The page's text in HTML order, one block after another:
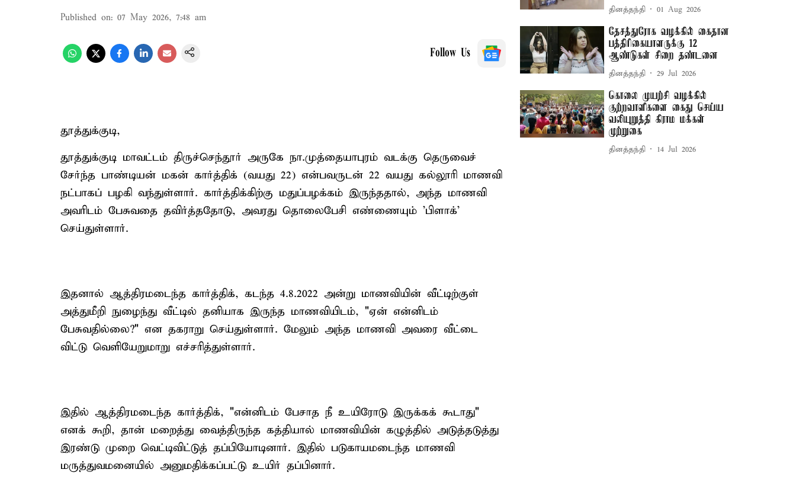
Published on: 07 May 2026, 7:48 am
Follow Us
தூத்துக்குடி,
தூத்துக்குடி மாவட்டம் திருச்செந்தூர் அருகே நா.முத்தையாபுரம் வடக்கு தெருவைச்
சேர்ந்த பாண்டியன் மகன் கார்த்திக் (வயது 22) என்பவருடன் 22 வயது கல்லூரி மாணவி
நட்பாகப் பழகி வந்துள்ளார். கார்த்திக்கிற்கு மதுப்பழக்கம் இருந்ததால், அந்த மாணவி
அவரிடம் பேசுவதை தவிர்த்ததோடு, அவரது தொலைபேசி எண்ணையும் 'பிளாக்'
செய்துள்ளார்.
இதனால் ஆத்திரமடைந்த கார்த்திக், கடந்த 4.8.2022 அன்று மாணவியின் வீட்டிற்குள்
அத்துமீறி நுழைந்து வீட்டில் தனியாக இருந்த மாணவியிடம், "ஏன் என்னிடம்
பேசுவதில்லை?" என தகராறு செய்துள்ளார். மேலும் அந்த மாணவி அவரை வீட்டை
விட்டு வெளியேறுமாறு எச்சரித்துள்ளார்.
இதில் ஆத்திரமடைந்த கார்த்திக், "என்னிடம் பேசாத நீ உயிரோடு இருக்கக் கூடாது"
எனக் கூறி, தான் மறைத்து வைத்திருந்த கத்தியால் மாணவியின் கழுத்தில் அடுத்தடுத்து
இரண்டு முறை வெட்டிவிட்டுத் தப்பியோடினார். இதில் படுகாயமடைந்த மாணவி
மருத்துவமனையில் அனுமதிக்கப்பட்டு உயிர் தப்பினார்.
தினத்தந்தி 01 Aug 2026
தேசத்துரோக வழக்கில் கைதான
பத்திரிகையாளருக்கு 12
ஆண்டுகள் சிறை தண்டனை
தினத்தந்தி 29 Jul 2026
கொலை முயற்சி வழக்கில்
குற்றவாளிகளை கைது செய்ய
வலியுறுத்தி கிராம மக்கள்
முற்றுகை
தினத்தந்தி 14 Jul 2026